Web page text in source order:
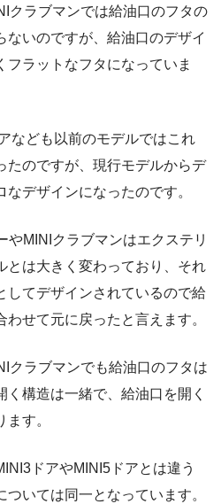
クラブマンでは給油口のフタの
ないのですが、給油口のデザイ
フラットなフタになっていま
なども以前のモデルではこれ
たのですが、現行モデルからデ
デザインになったのです。
やMINIクラブマンはエクステリ
とは大きく変わっており、それ
してデザインされているので給
せて元に戻ったと言えます。
クラブマンでも給油口のフタは
構造は一緒で、給油口を開く
す。
ドアやMINI5ドアとは違う
いては同一となっています。